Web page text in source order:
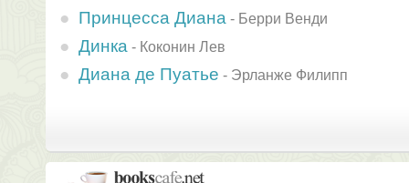
Принцесса Диана - Берри Венди
Динка - Коконин Лев
Диана де Пуатье - Эрланже Филипп